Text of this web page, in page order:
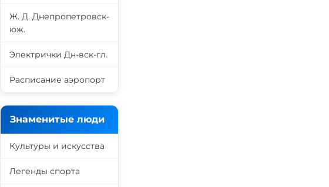
Ж. Д. Днепропетровск-
юж.
Электрички Дн-вск-гл.
Расписание аэропорт
Знаменитые люди
Культуры и искусства
Легенды спорта